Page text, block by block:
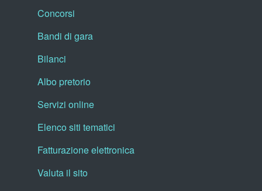
Concorsi
Bandi di gara
Bilanci
Albo pretorio
Servizi online
Elenco siti tematici
Fatturazione elettronica
Valuta il sito